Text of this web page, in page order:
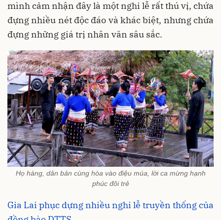
mình cảm nhận đây là một nghi lễ rất thú vị, chứa
đựng nhiều nét độc đáo và khác biệt, nhưng chứa
đựng những giá trị nhân văn sâu sắc.
Họ hàng, dân bản cùng hòa vào điệu múa, lời ca mừng hạnh
phúc đôi trẻ
Gia Lai phục dựng nhiều nghi lễ truyền thống của